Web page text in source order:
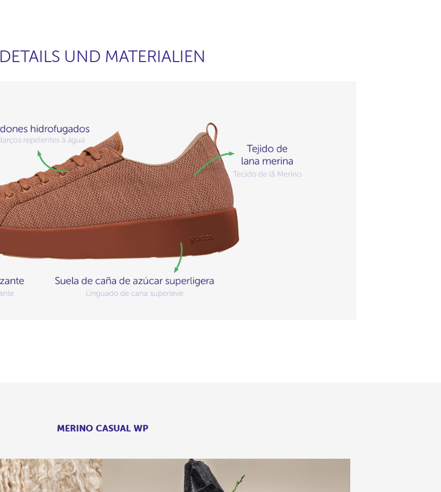
DETAILS UND MATERIALIEN
MERINO CASUAL WP